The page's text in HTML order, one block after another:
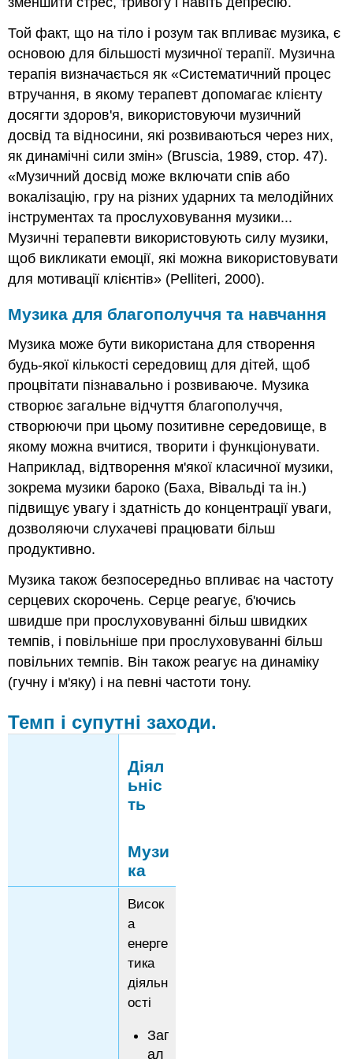
наочні
посібники
та
передбачуваність
2
Керування
поведінкою
щодо
створення
передбачуваності
Фізична
структура
Рутинна
Студенти
з
або
3
Навчання
студентів
проблемами
поведінки
4
Адаптація
інструкцій,
очікування
та
ставлення
Музика
студенти
фізичними
вадами
5
Допоміжні
технології
Книги
6
Той факт, що на тіло і розум так впливає музика, є
основою для більшості музичної терапії. Музична
терапія визначається як «Систематичний процес
втручання, в якому терапевт допомагає клієнту
досягти здоров'я, використовуючи музичний
досвід та відносини, які розвиваються через них,
як динамічні сили змін» (Bruscia, 1989, стор. 47).
«Музичний досвід може включати спів або
вокалізацію, гру на різних ударних та мелодійних
інструментах та прослуховування музики...
Музичні терапевти використовують силу музики,
щоб викликати емоції, які можна використовувати
для мотивації клієнтів» (Pelliteri, 2000).
Музика для благополуччя та навчання
Музика може бути використана для створення
будь-якої кількості середовищ для дітей, щоб
процвітати пізнавально і розвиваюче. Музика
створює загальне відчуття благополуччя,
створюючи при цьому позитивне середовище, в
якому можна вчитися, творити і функціонувати.
Наприклад, відтворення м'якої класичної музики,
зокрема музики бароко (Баха, Вівальді та ін.)
підвищує увагу і здатність до концентрації уваги,
дозволяючи слухачеві працювати більш
продуктивно.
Музика також безпосередньо впливає на частоту
серцевих скорочень. Серце реагує, б'ючись
швидше при прослуховуванні більш швидких
темпів, і повільніше при прослуховуванні більш
повільних темпів. Він також реагує на динаміку
(гучну і м'яку) і на певні частоти тону.
Темп і супутні заходи.
Діял
ьніс
ть
Музи
ка
Висок
а
енерге
тика
діяльн
ості
Заг
ал